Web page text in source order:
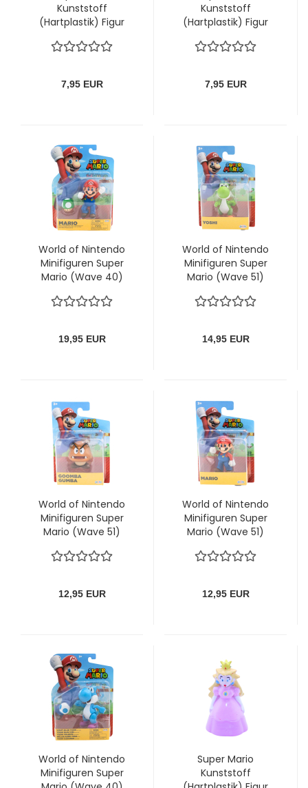
Kunststoff
(Hartplastik) Figur
(1994)
7,95 EUR
Kunststoff
(Hartplastik) Figur
(1994)
7,95 EUR
World of Nintendo
Minifiguren Super
Mario (Wave 40)
Mushroom
19,95 EUR
World of Nintendo
Minifiguren Super
Mario (Wave 51)
14,95 EUR
World of Nintendo
Minifiguren Super
Mario (Wave 51)
12,95 EUR
World of Nintendo
Minifiguren Super
Mario (Wave 51)
12,95 EUR
World of Nintendo
Minifiguren Super
Super Mario
Kunststoff